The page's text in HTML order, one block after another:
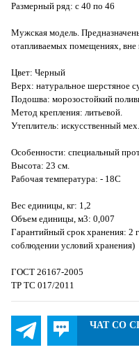
Размерный ряд: с 40 по 46
Мужская модель.
отапливаемых помещениях,
Цвет: Черный
Верх: натуральное шерстяное
Подошва: морозостойкий
Метод крепления: литьевой.
Утеплитель: искусственный мех.
Особенности: специальный
Высота: 23 см.
Рабочая температура: - 18С
Вес единицы, кг: 1,2
Объем единицы, м3: 0,007
Гарантийный срок хранения: 2
соблюдении условий хранения)
ГОСТ 26167-2005
ТР ТС 017/2011
ЧАТ СО